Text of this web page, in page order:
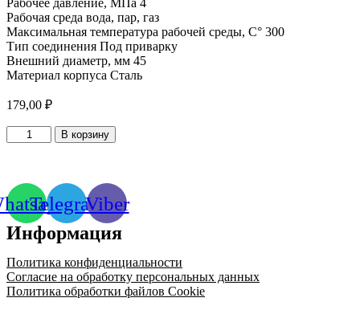
Рабочее давление, МПа 4
Рабочая среда вода, пар, газ
Максимальная температура рабочей среды, С° 300
Тип соединения Под приварку
Внешний диаметр, мм 45
Материал корпуса Сталь
179,00 ₽
Количество
товара
к/
з
45-
2,5-
ГОСТ17375-
2001
В корзину
TelegramViber
Информация
Политика конфиденциальности
Согласие на обработку персональных данных
Политика обработки файлов Cookie